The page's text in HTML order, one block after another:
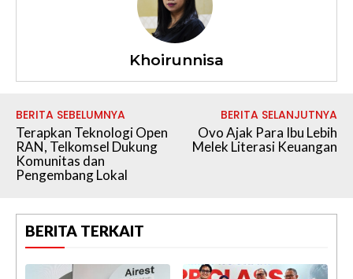
Khoirunnisa
BERITA SEBELUMNYA
Terapkan Teknologi Open
RAN, Telkomsel Dukung
Komunitas dan
Pengembang Lokal
BERITA SELANJUTNYA
Ovo Ajak Para Ibu Lebih
Melek Literasi Keuangan
BERITA TERKAIT